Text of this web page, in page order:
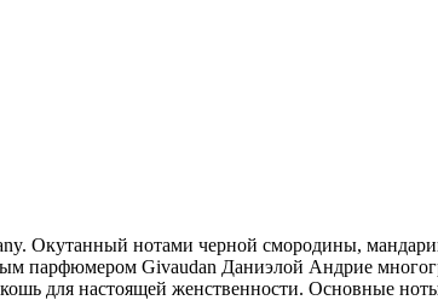
Окутанный нотами черной смородины,
парфюмером Givaudan Даниэлой Андрие
для настоящей женственности. Основные